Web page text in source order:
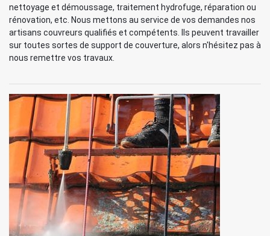
nettoyage et démoussage, traitement hydrofuge, réparation ou
rénovation, etc. Nous mettons au service de vos demandes nos
artisans couvreurs qualifiés et compétents. Ils peuvent travailler
sur toutes sortes de support de couverture, alors n'hésitez pas à
nous remettre vos travaux.